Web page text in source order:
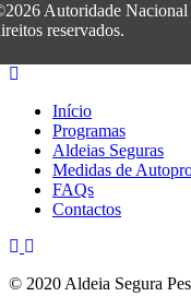
Autoridade Nacional
reservados.
Início
Programas
Aldeias Seguras
Medidas de
FAQs
Contactos
© 2020 Aldeia Segura